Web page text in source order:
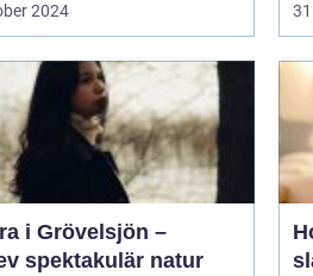
2024
i Grövelsjön –
spektakulär natur